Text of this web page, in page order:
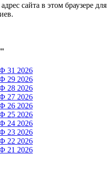
сайта в этом браузере для
31 2026
29 2026
28 2026
27 2026
26 2026
25 2026
24 2026
23 2026
22 2026
21 2026